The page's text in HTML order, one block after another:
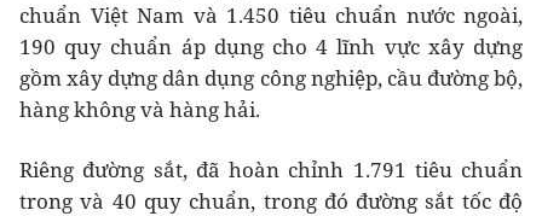
chuẩn Việt Nam và 1.450 tiêu chuẩn nước ngoài,
190 quy chuẩn áp dụng cho 4 lĩnh vực xây dựng
gồm xây dựng dân dụng công nghiệp, cầu đường bộ,
hàng không và hàng hải.
Riêng đường sắt, đã hoàn chỉnh 1.791 tiêu chuẩn
trong và 40 quy chuẩn, trong đó đường sắt tốc độ